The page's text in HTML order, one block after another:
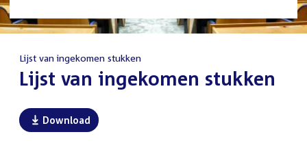
Lijst van ingekomen stukken
:Lijst van ingekomen stukken
Download